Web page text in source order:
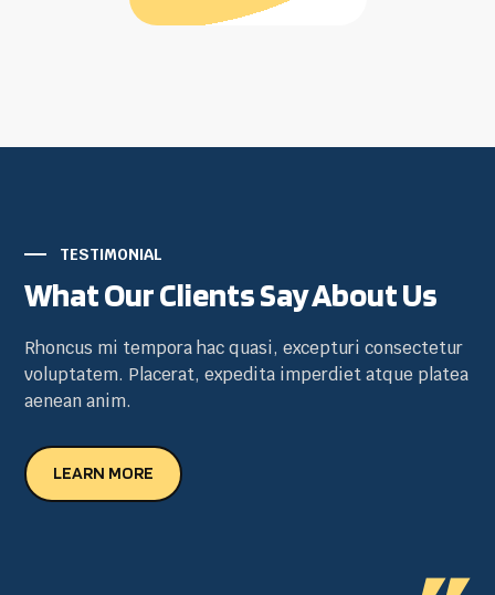
TESTIMONIAL
What Our Clients Say About Us
Rhoncus mi tempora hac quasi, excepturi consectetur
voluptatem. Placerat, expedita imperdiet atque platea
aenean anim.
LEARN MORE